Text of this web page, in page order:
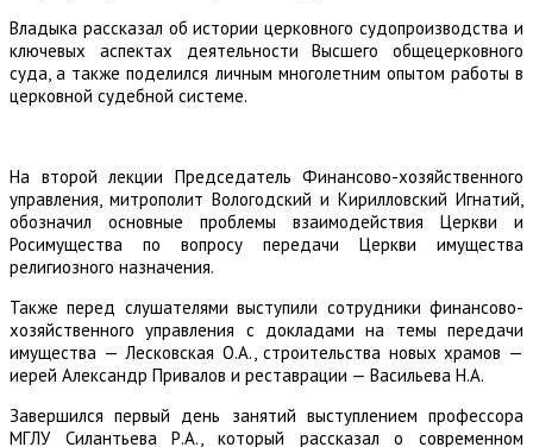
Владыка рассказал об истории церковного судопроизводства и
ключевых аспектах деятельности Высшего общецерковного
суда, а также поделился личным многолетним опытом работы в
церковной судебной системе.
На второй лекции Председатель Финансово-хозяйственного
управления, митрополит Вологодский и Кирилловский Игнатий,
обозначил основные проблемы взаимодействия Церкви и
Росимущества по вопросу передачи Церкви имущества
религиозного назначения.
Также перед слушателями выступили сотрудники финансово-
хозяйственного управления с докладами на темы передачи
имущества — Лесковская О.А., строительства новых храмов —
иерей Александр Привалов и реставрации — Васильева Н.А.
Завершился первый день занятий выступлением профессора
МГЛУ Силантьева Р.А., который рассказал о современном